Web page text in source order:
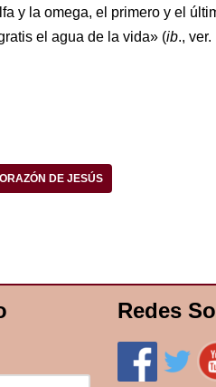
y la omega, el primero y el
el agua de la vida» (ib., ver.
DE JESÚS
Redes